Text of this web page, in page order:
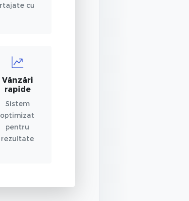
cu
Vânzări
rapide
Sistem
optimizat
pentru
rezultate